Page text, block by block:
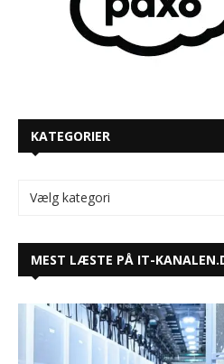
KATEGORIER
MEST LÆSTE PÅ IT-